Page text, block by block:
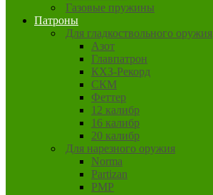
Газовые пружины
Патроны
Для гладкоствольного оружия
Азот
Главпатрон
КХЗ-Рекорд
СКМ
Феттер
12 калибр
16 калибр
20 калибр
Для нарезного оружия
Norma
Partizan
PMP